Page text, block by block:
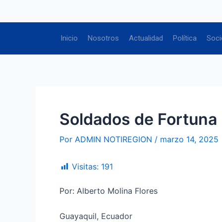
Inicio Nosotros Actualidad Política
Soldados de Fortuna
Por ADMIN NOTIREGION / marzo 14, 2025
Visitas: 191
Por: Alberto Molina Flores
Guayaquil, Ecuador